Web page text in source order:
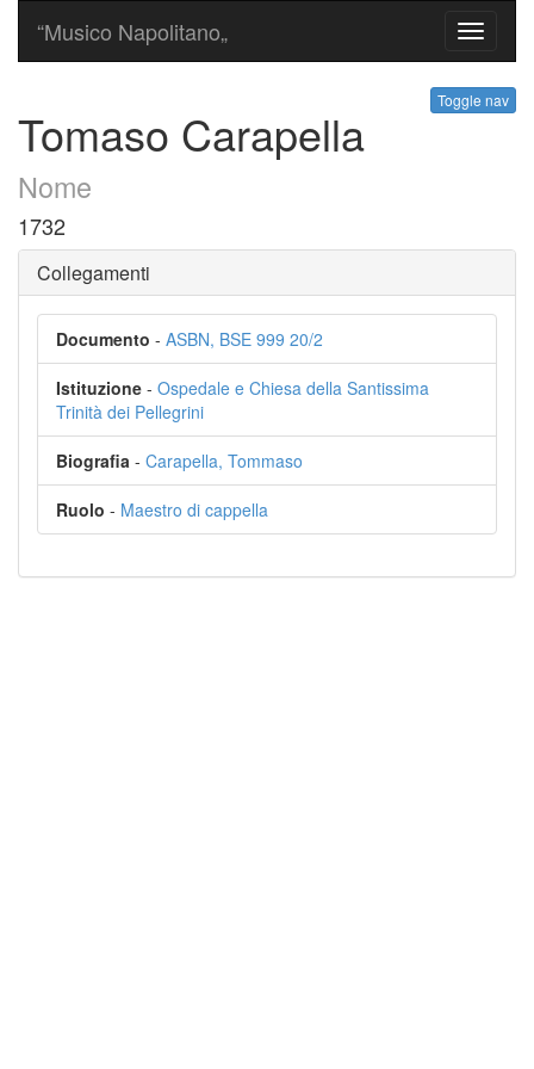
Toggle
“Musico Napolitano„
Toggle nav
Tomaso Carapella
Nome
1732
Collegamenti
Documento - ASBN, BSE 999 20/2
Istituzione - Ospedale e Chiesa della Santissima
Trinità dei Pellegrini
Biografia - Carapella, Tommaso
Ruolo - Maestro di cappella